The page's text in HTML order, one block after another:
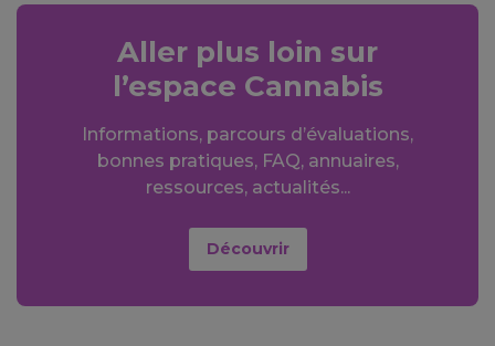
Aller plus loin sur
l’espace Cannabis
Informations, parcours d’évaluations,
bonnes pratiques, FAQ, annuaires,
ressources, actualités...
Découvrir